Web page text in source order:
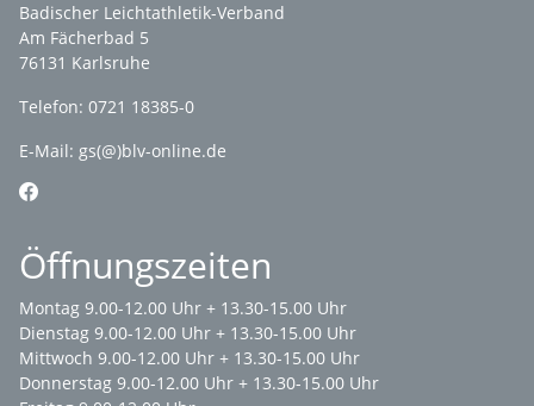
Badischer Leichtathletik-Verband
Am Fächerbad 5
76131 Karlsruhe
Telefon: 0721 18385-0
E-Mail: gs(@)blv-online.de
Öffnungszeiten
Montag 9.00-12.00 Uhr + 13.30-15.00 Uhr
Dienstag 9.00-12.00 Uhr + 13.30-15.00 Uhr
Mittwoch 9.00-12.00 Uhr + 13.30-15.00 Uhr
Donnerstag 9.00-12.00 Uhr + 13.30-15.00 Uhr